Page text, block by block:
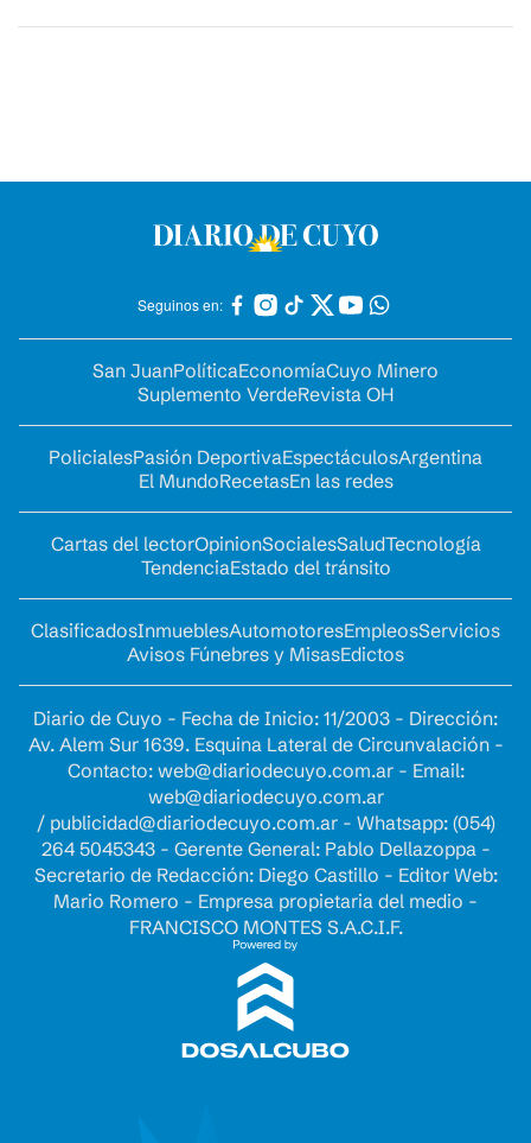
Seguinos en:
San JuanPolíticaEconomíaCuyo Minero
Suplemento VerdeRevista OH
PolicialesPasión DeportivaEspectáculosArgentina
El MundoRecetasEn las redes
Cartas del lectorOpinionSocialesSaludTecnología
TendenciaEstado del tránsito
ClasificadosInmueblesAutomotoresEmpleosServicios
Avisos Fúnebres y MisasEdictos
Diario de Cuyo - Fecha de Inicio: 11/2003 - Dirección:
Av. Alem Sur 1639. Esquina Lateral de Circunvalación -
Contacto: web@diariodecuyo.com.ar- Email:
web@diariodecuyo.com.ar
/ publicidad@diariodecuyo.com.ar- Whatsapp: (054)
264 5045343 - Gerente General: Pablo Dellazoppa -
Secretario de Redacción: Diego Castillo - Editor Web:
Mario Romero - Empresa propietaria del medio -
FRANCISCO MONTES S.A.C.I.F.